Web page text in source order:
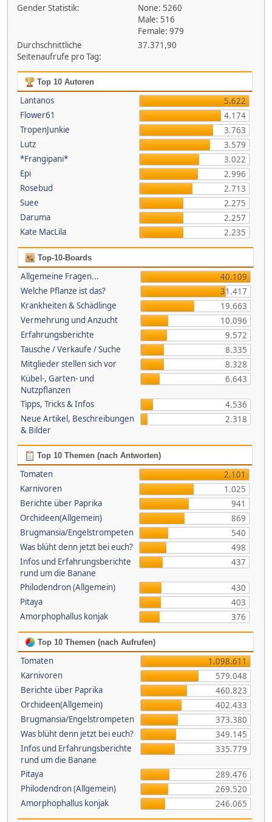
Gender Statistik:
None: 5260
Male: 516
Female: 979
Durchschnittliche
Seitenaufrufe pro Tag:
37.371,90
Top 10 Autoren
Lantanos
5.622
Flower61
4.174
TropenJunkie
3.763
Lutz
3.579
*Frangipani*
3.022
Epi
2.996
Rosebud
2.713
Suee
2.275
Daruma
2.257
Kate MacLila
2.235
Top-10-Boards
Allgemeine Fragen...
40.109
Welche Pflanze ist das?
31.417
Krankheiten & Schädlinge
19.663
Vermehrung und Anzucht
10.096
Erfahrungsberichte
9.572
Tausche / Verkaufe / Suche
8.335
Mitglieder stellen sich vor
8.328
Kübel-, Garten- und
Nutzpflanzen
6.643
Tipps, Tricks & Infos
4.536
Neue Artikel, Beschreibungen
& Bilder
2.318
Top 10 Themen (nach Antworten)
Tomaten
2.101
Karnivoren
1.025
Berichte über Paprika
941
Orchideen(Allgemein)
869
Brugmansia/Engelstrompeten
540
Was blüht denn jetzt bei euch?
498
Infos und Erfahrungsberichte
rund um die Banane
437
Philodendron (Allgemein)
430
Pitaya
403
Amorphophallus konjak
376
Top 10 Themen (nach Aufrufen)
Tomaten
1.098.611
Karnivoren
579.048
Berichte über Paprika
460.823
Orchideen(Allgemein)
402.433
Brugmansia/Engelstrompeten
373.380
Was blüht denn jetzt bei euch?
349.145
Infos und Erfahrungsberichte
rund um die Banane
335.779
Pitaya
289.476
Philodendron (Allgemein)
269.520
Amorphophallus konjak
246.065